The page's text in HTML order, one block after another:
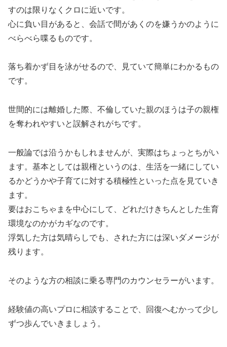
すのは限りなくクロに近いです。
心に負い目があると、会話で間があくのを嫌うかのように
べらべら喋るものです。
落ち着かず目を泳がせるので、見ていて簡単にわかるもの
です。
世間的には離婚した際、不倫していた親のほうは子の親権
を奪われやすいと誤解されがちです。
一般論では沿うかもしれませんが、実際はちょっとちがい
ます。基本としては親権というのは、生活を一緒にしてい
るかどうかや子育てに対する積極性といった点を見ていき
ます。
要はおこちゃまを中心にして、どれだけきちんとした生育
環境なのかがカギなのです。
浮気した方は気晴らしでも、された方には深いダメージが
残ります。
そのような方の相談に乗る専門のカウンセラーがいます。
経験値の高いプロに相談することで、回復へむかって少し
ずつ歩んでいきましょう。